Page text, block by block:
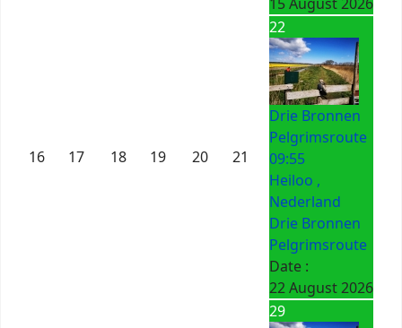
15 August 2026
16 17 18 19 20 21
22
Drie Bronnen
Pelgrimsroute
09:55
Heiloo ,
Nederland
Drie Bronnen
Pelgrimsroute
Date :
22 August 2026
29